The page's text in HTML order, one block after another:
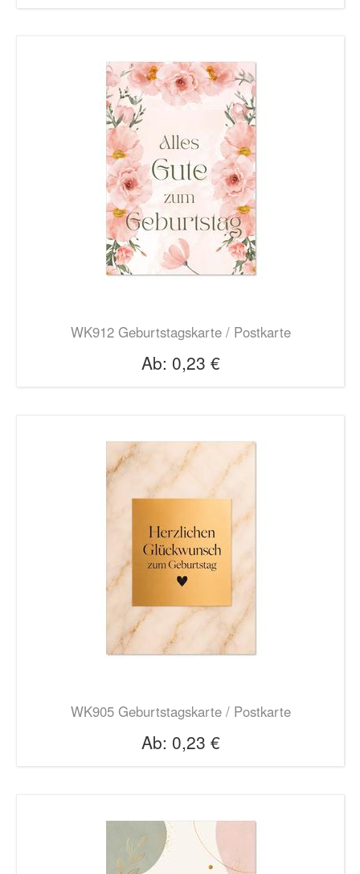
WK912 Geburtstagskarte / Postkarte
Ab: 0,23 €
WK905 Geburtstagskarte / Postkarte
Ab: 0,23 €